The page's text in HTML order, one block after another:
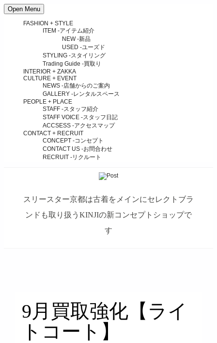
Open Menu
FASHION + STYLE
ITEM -アイテム紹介
NEW-新品
USED -ユーズド
STYLING -スタイリング
Trading Guide -買取り
INTERIOR + ZAKKA
CULTURE + EVENT
NEWS -店舗からのご案内
GALLERY -レンタルスペース
PEOPLE + PLACE
STAFF -スタッフ紹介
STAFF VOICE -スタッフ日記
ACCSESS -アクセスマップ
CONTACT + RECRUIT
CONCEPT -コンセプト
CONTACT US -お問合わせ
RECRUIT -リクルート
スリースター京都は古着をメインにセレクトブラ
ンドも取り扱うKINJIの新コンセプトショップで
す
9月買取強化【ライ
トコート】